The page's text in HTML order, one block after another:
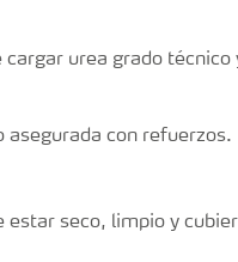
urea grado técnico
asegurada con refuerzos.
estar seco, limpio y